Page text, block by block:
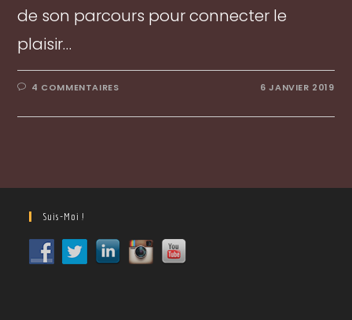
de son parcours pour connecter le
plaisir…
4 COMMENTAIRES 6 JANVIER 2019
Suis-Moi !